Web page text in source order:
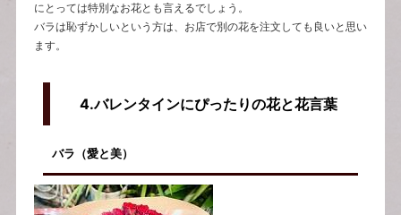
にとっては特別なお花とも言えるでしょう。
バラは恥ずかしいという方は、お店で別の花を注文しても良いと思い
ます。
4.バレンタインにぴったりの花と花言葉
バラ（愛と美）